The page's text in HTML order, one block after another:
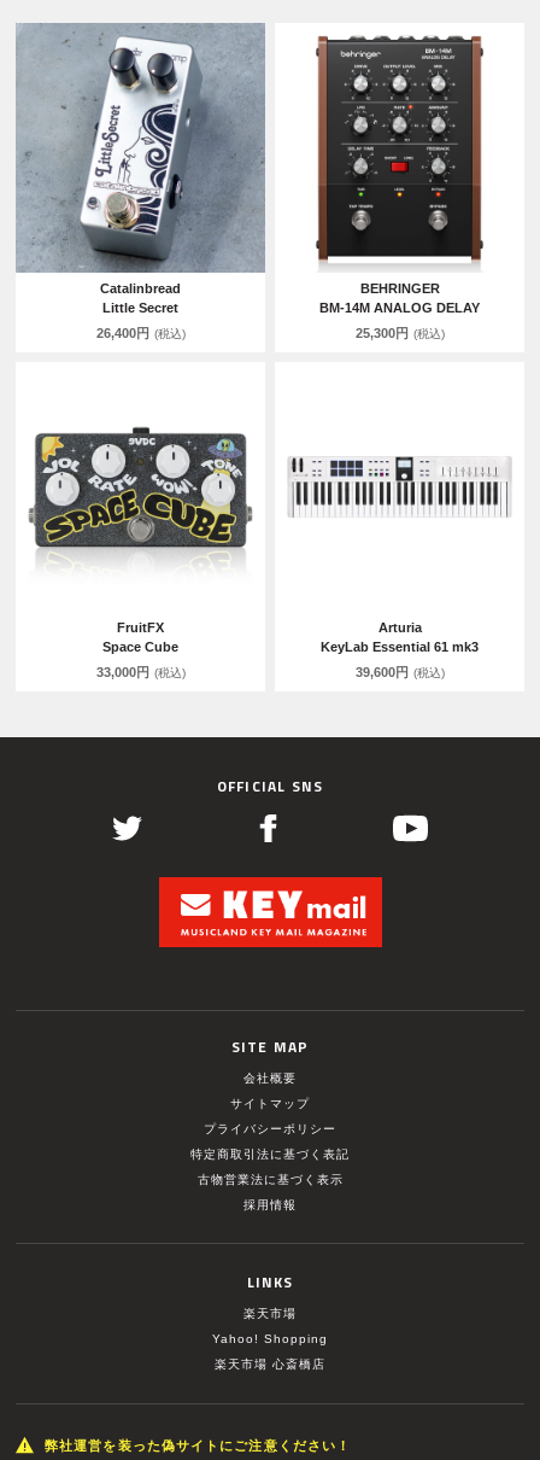
Catalinbread
Little Secret
26,400円 (税込)
BEHRINGER
BM-14M ANALOG DELAY
25,300円 (税込)
FruitFX
Space Cube
33,000円 (税込)
Arturia
KeyLab Essential 61 mk3
39,600円 (税込)
OFFICIAL SNS
SITE MAP
会社概要
サイトマップ
プライバシーポリシー
特定商取引法に基づく表記
古物営業法に基づく表示
採用情報
LINKS
楽天市場
Yahoo! Shopping
楽天市場 心斎橋店
弊社運営を装った偽サイトにご注意ください！